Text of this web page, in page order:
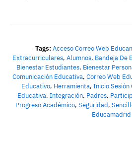
Tags:Acceso Correo Web
Extracurriculares, Alumnos, Bandeja De
Bienestar Estudiantes, Bienestar
Comunicación Educativa, Correo Web
Educativo, Herramienta, Inicio
Educativa, Integración, Padres,
Progreso Académico, Seguridad,
Educamadrid